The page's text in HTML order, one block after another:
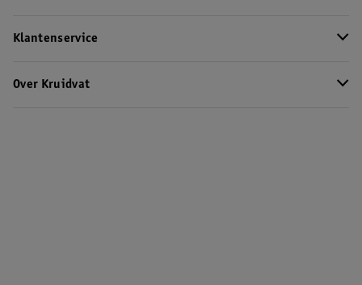
Klantenservice
Over Kruidvat